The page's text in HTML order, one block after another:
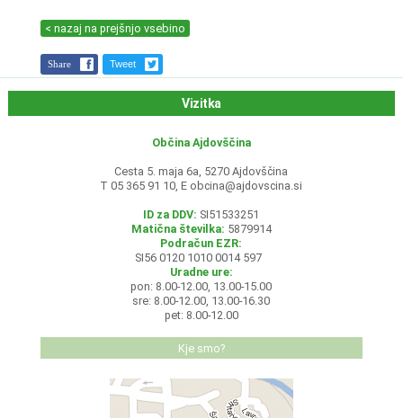
< nazaj na prejšnjo vsebino
Share Tweet
Vizitka
Občina Ajdovščina
Cesta 5. maja 6a, 5270 Ajdovščina
T 05 365 91 10, E obcina@ajdovscina.si
ID za DDV: SI51533251
Matična številka: 5879914
Podračun EZR:
SI56 0120 1010 0014 597
Uradne ure:
pon: 8.00-12.00, 13.00-15.00
sre: 8.00-12.00, 13.00-16.30
pet: 8.00-12.00
Kje smo?